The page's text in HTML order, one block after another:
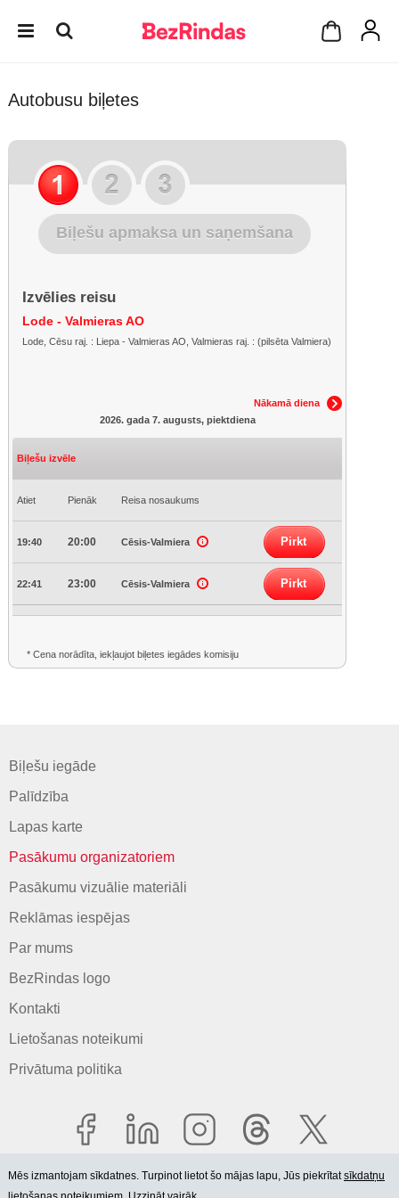
Autobusu biļetes
Biļešu apmaksa un saņemšana
Izvēlies reisu
Lode - Valmieras AO
Lode, Cēsu raj. : Liepa - Valmieras AO, Valmieras raj. : (pilsēta Valmiera)
Nākamā diena
2026. gada 7. augusts, piektdiena
Biļešu izvēle
Atiet Pienāk Reisa nosaukums
19:40 20:00 Cēsis-Valmiera Pirkt
22:41 23:00 Cēsis-Valmiera Pirkt
* Cena norādīta, iekļaujot biļetes iegādes komisiju
Biļešu iegāde
Palīdzība
Lapas karte
Pasākumu organizatoriem
Pasākumu vizuālie materiāli
Reklāmas iespējas
Par mums
BezRindas logo
Kontakti
Lietošanas noteikumi
Privātuma politika
Mēs izmantojam sīkdatnes. Turpinot lietot šo mājas lapu, Jūs piekrītatsīkdatņu